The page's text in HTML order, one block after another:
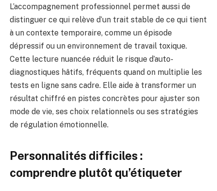
L’accompagnement professionnel permet aussi de
distinguer ce qui relève d’un trait stable de ce qui tient
à un contexte temporaire, comme un épisode
dépressif ou un environnement de travail toxique.
Cette lecture nuancée réduit le risque d’auto-
diagnostiques hâtifs, fréquents quand on multiplie les
tests en ligne sans cadre. Elle aide à transformer un
résultat chiffré en pistes concrètes pour ajuster son
mode de vie, ses choix relationnels ou ses stratégies
de régulation émotionnelle.
Personnalités difficiles :
comprendre plutôt qu’étiqueter